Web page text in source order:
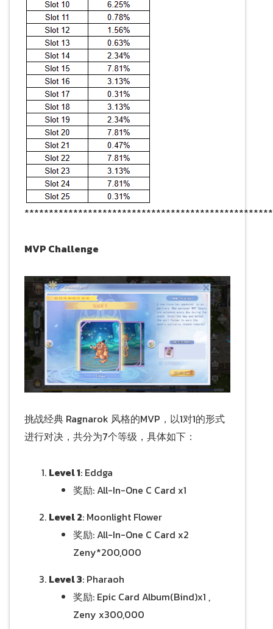
MVP Challenge
挑战经典 Ragnarok 风格的MVP，以1对1的形式
进行对决，共分为7个等级，具体如下：
Level 1: Eddga
奖励: All-In-One C Card x1
Level 2: Moonlight Flower
奖励: All-In-One C Card x2
Zeny*200,000
Level 3: Pharaoh
奖励: Epic Card Album(Bind)x1 ,
Zeny x300,000